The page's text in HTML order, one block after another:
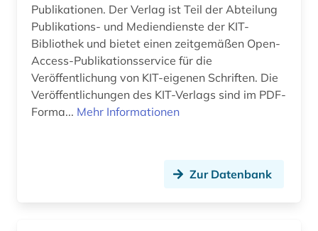
Publikationen. Der Verlag ist Teil der Abteilung
Publikations- und Mediendienste der KIT-
Bibliothek und bietet einen zeitgemäßen Open-
Access-Publikationsservice für die
Veröffentlichung von KIT-eigenen Schriften. Die
Veröffentlichungen des KIT-Verlags sind im PDF-
Forma... Mehr Informationen
Zur Datenbank